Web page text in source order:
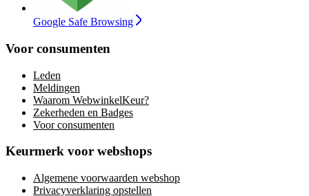
Google Safe Browsing
Voor consumenten
Leden
Meldingen
Waarom WebwinkelKeur?
Zekerheden en Badges
Voor consumenten
Keurmerk voor webshops
Algemene voorwaarden webshop
Privacyverklaring opstellen